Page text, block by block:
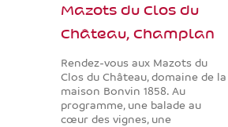
Mazots du Clos du
Château, Champlan
Rendez-vous aux Mazots du
Clos du Château, domaine de la
maison Bonvin 1858. Au
programme, une balade au
cœur des vignes, une